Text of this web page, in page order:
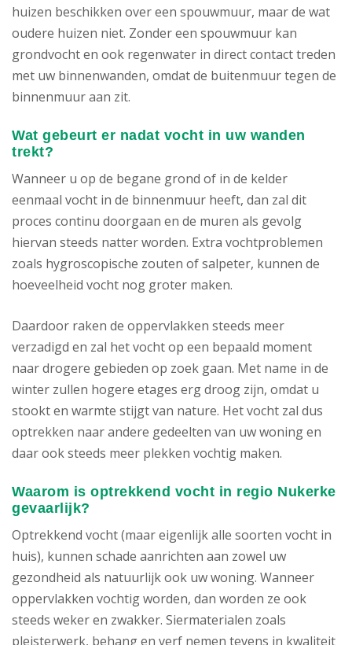
huizen beschikken over een spouwmuur, maar de wat
oudere huizen niet. Zonder een spouwmuur kan
grondvocht en ook regenwater in direct contact treden
met uw binnenwanden, omdat de buitenmuur tegen de
binnenmuur aan zit.
Wat gebeurt er nadat vocht in uw wanden
trekt?
Wanneer u op de begane grond of in de kelder
eenmaal vocht in de binnenmuur heeft, dan zal dit
proces continu doorgaan en de muren als gevolg
hiervan steeds natter worden. Extra vochtproblemen
zoals hygroscopische zouten of salpeter, kunnen de
hoeveelheid vocht nog groter maken.
Daardoor raken de oppervlakken steeds meer
verzadigd en zal het vocht op een bepaald moment
naar drogere gebieden op zoek gaan. Met name in de
winter zullen hogere etages erg droog zijn, omdat u
stookt en warmte stijgt van nature. Het vocht zal dus
optrekken naar andere gedeelten van uw woning en
daar ook steeds meer plekken vochtig maken.
Waarom is optrekkend vocht in regio Nukerke
gevaarlijk?
Optrekkend vocht (maar eigenlijk alle soorten vocht in
huis), kunnen schade aanrichten aan zowel uw
gezondheid als natuurlijk ook uw woning. Wanneer
oppervlakken vochtig worden, dan worden ze ook
steeds weker en zwakker. Siermaterialen zoals
pleisterwerk, behang en verf nemen tevens in kwaliteit